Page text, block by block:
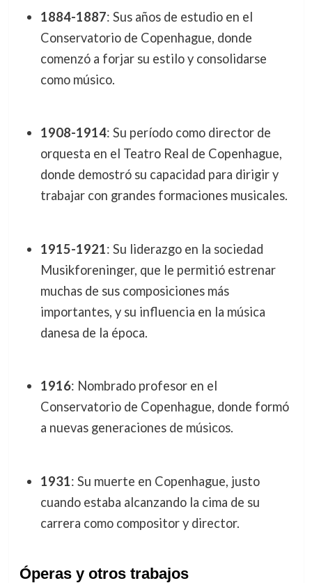
1884-1887: Sus años de estudio en el
Conservatorio de Copenhague, donde
comenzó a forjar su estilo y consolidarse
como músico.
1908-1914: Su período como director de
orquesta en el Teatro Real de Copenhague,
donde demostró su capacidad para dirigir y
trabajar con grandes formaciones musicales.
1915-1921: Su liderazgo en la sociedad
Musikforeninger, que le permitió estrenar
muchas de sus composiciones más
importantes, y su influencia en la música
danesa de la época.
1916: Nombrado profesor en el
Conservatorio de Copenhague, donde formó
a nuevas generaciones de músicos.
1931: Su muerte en Copenhague, justo
cuando estaba alcanzando la cima de su
carrera como compositor y director.
Óperas y otros trabajos